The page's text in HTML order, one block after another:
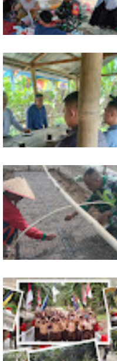
Dari Pasar Mingguan, Babinsa
Pantau Sembako dan Jaga
Kondusivitas Wilayah
Jelang Seleksi Komcad, Plh.
Pasiter Kodim
0118/Subulussalam Bekali
Pemuda dengan Motivasi
Dukung Petani, Babinsa Turun
Langsung Semai Bibit
Semangka di Sikalondang